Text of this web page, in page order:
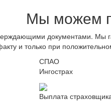
Мы можем
документами. Мы
и только при
СПАО
Ингострах
Выплата